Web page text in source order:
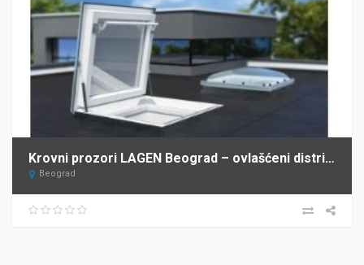
Krovni prozori LAGEN Beograd – ovlašćeni distributer FAKRO za Srbiju
Beograd